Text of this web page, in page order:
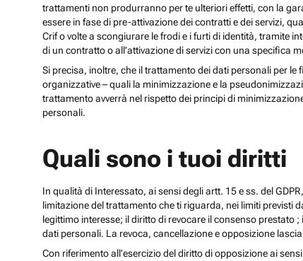
trattamenti non produrranno per te ulteriori effetti, con la
essere in fase di pre-attivazione dei contratti e dei servizi,
Crif o volte a scongiurare le frodi e i furti di identità, tramite
di un contratto o all’attivazione di servizi con una specifica
Si precisa, inoltre, che il trattamento dei dati personali per
organizzative – quali la minimizzazione e la
trattamento avverrà nel rispetto dei principi di
personali.
Quali sono i tuoi diritti
In qualità di Interessato, ai sensi degli artt. 15 e ss. del
limitazione del trattamento che ti riguarda, nei limiti previsti
legittimo interesse; il diritto di revocare il consenso prestato
dati personali. La revoca, cancellazione e opposizione
Con riferimento all’esercizio del diritto di opposizione ai